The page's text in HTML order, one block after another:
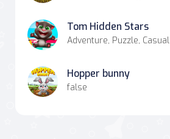
Tom Hidden Stars
Adventure, Puzzle, Casual
Hopper bunny
false